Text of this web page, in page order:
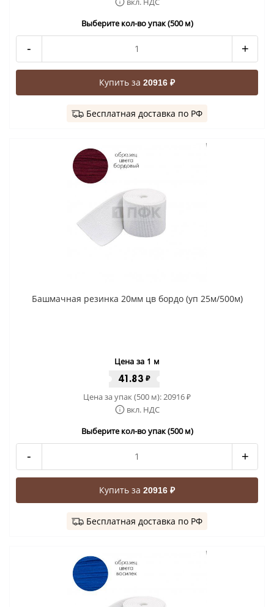
Выберите кол-во упак (500 м)
- +
Купить за 20916 ₽
Бесплатная доставка по РФ
Башмачная резинка 20мм цв бордо (уп 25м/500м)
Цена за 1 м
41.83 ₽
Цена за упак (500 м):20916₽
вкл. НДС
Выберите кол-во упак (500 м)
- +
Купить за 20916 ₽
Бесплатная доставка по РФ